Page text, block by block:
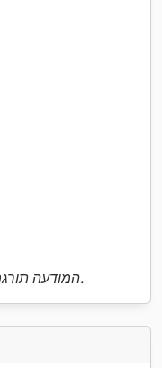
המודעה תורגמה אוטומטית. ייתכנו שגיאות בתרגום.